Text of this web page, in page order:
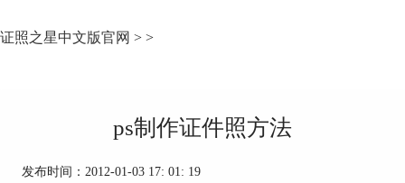
证照之星中文版官网 > >
ps制作证件照方法
发布时间：2012-01-03 17: 01: 19